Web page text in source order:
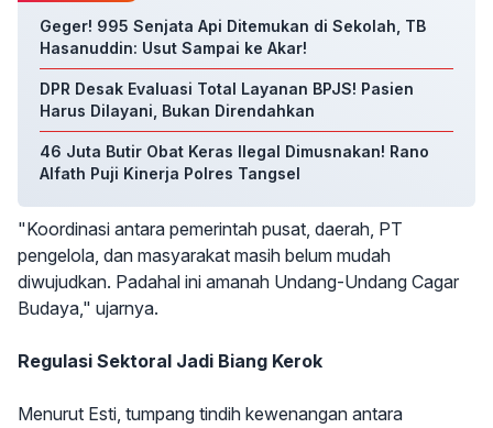
Geger! 995 Senjata Api Ditemukan di Sekolah, TB
Hasanuddin: Usut Sampai ke Akar!
DPR Desak Evaluasi Total Layanan BPJS! Pasien
Harus Dilayani, Bukan Direndahkan
46 Juta Butir Obat Keras Ilegal Dimusnakan! Rano
Alfath Puji Kinerja Polres Tangsel
"Koordinasi antara pemerintah pusat, daerah, PT
pengelola, dan masyarakat masih belum mudah
diwujudkan. Padahal ini amanah Undang-Undang Cagar
Budaya," ujarnya.
Regulasi Sektoral Jadi Biang Kerok
Menurut Esti, tumpang tindih kewenangan antara